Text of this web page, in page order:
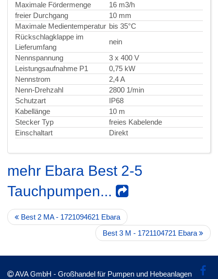
Maximale Fördermenge
16 m3/h
freier Durchgang
10 mm
Maximale Medientemperatur bis 35°C
Rückschlagklappe im
Lieferumfang
nein
Nennspannung
3 x 400 V
Leistungsaufnahme P1
0,75 kW
Nennstrom
2,4 A
Nenn-Drehzahl
2800 1/min
Schutzart
IP68
Kabellänge
10 m
Stecker Typ
freies Kabelende
Einschaltart
Direkt
mehr Ebara Best 2-5
Tauchpumpen...
Best 2 MA - 1721094621 Ebara
Best 3 M - 1721104721 Ebara
AVA GmbH - Großhandel für Pumpen und Hebeanlagen